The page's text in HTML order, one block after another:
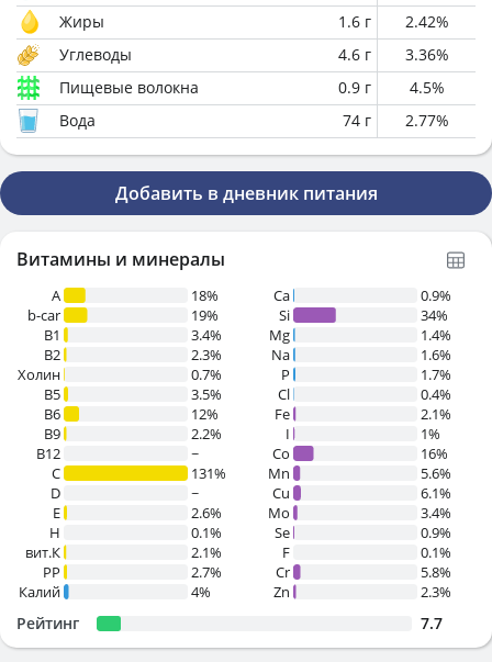
Жиры
1.6 г 2.42%
Углеводы
4.6 г 3.36%
Пищевые волокна
0.9 г 4.5%
Вода
74 г 2.77%
Добавить в дневник питания
Витамины и минералы
A
18%
b-car
19%
В1
3.4%
B2
2.3%
Холин
0.7%
B5
3.5%
B6
12%
B9
2.2%
B12
~
C
131%
D
~
E
2.6%
H
0.1%
вит.К
2.1%
PP
2.7%
Калий
4%
Ca
0.9%
Si
34%
Mg
1.4%
Na
1.6%
P
1.7%
Cl
0.4%
Fe
2.1%
I
1%
Co
16%
Mn
5.6%
Cu
6.1%
Mo
3.4%
Se
0.9%
F
0.1%
Cr
5.8%
Zn
2.3%
Рейтинг 7.7